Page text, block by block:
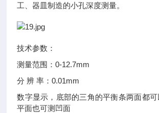
工、器皿制造的小孔深度测量。
技术参数：
测量范围：0-12.7mm
分 辨 率：0.01mm
数字显示，底部的三角的平衡条两面都
平面也可测凹面